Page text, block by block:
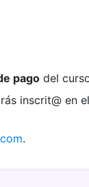
pago del
inscrit@ en
.